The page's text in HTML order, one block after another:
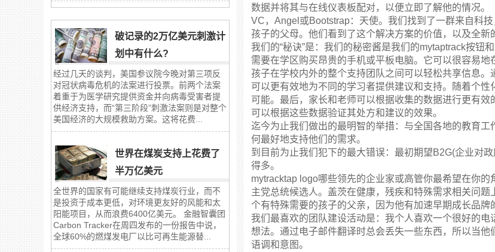
破记录的2万亿美元刺激计
划中有什么?
经过几天的谈判，美国参议院今晚对第三项反
对冠状病毒危机的法案进行投票。前两个法案
着重于为医学研究提供资金并向病毒受害者提
供经济支持，而“第三阶段”刺激法案则是对整个
美国经济的大规模救助方案。这将花费...
世界在煤炭支持上花费了
半万亿美元
全世界的国家有可能继续支持煤炭行业，而不
是投资于成本更低，对环境更友好的风能和太
阳能项目，从而浪费6400亿美元。 金融智囊团
Carbon Tracker在周四发布的一份报告中说，
全球60%的燃煤发电厂以比可再生能源替...
数据并将其与在线仪表板配对，以便立即了解他的情况。
VC，Angel或Bootstrap：天使。我们找到了一群来自科
孩子的父母。他们看到了这个解决方案的价值，以及全新
我们的“秘诀”是：我们的秘密酱是我们的mytaptrack按钮
需要在学区购买昂贵的手机或平板电脑。它可以很容易
孩子在学校内外的整个支持团队之间可以轻松共享信息
可以更有效地为不同的学习者提供建议和支持。随着个
可能。最后，家长和老师可以根据收集的数据进行更有
可以根据这些数据验证其处方和建议的效果。
迄今为止我们做出的最明智的举措：与全国各地的教育
何最好地支持他们的需求。
到目前为止我们犯下的最大错误：最初期望B2G(企业对
得多。
mytracktap logo哪些领先的企业家或高管你最希望在你
主党总统候选人。盖茨在健康，残疾和特殊需求相关问
个有特殊需要的孩子的父亲，因为他有加速早期成长品牌
我们最喜欢的团队建设活动是：我个人喜欢一个很好的
想法。通过电子邮件翻译时总会丢失一些东西，所以当
语调和意图。